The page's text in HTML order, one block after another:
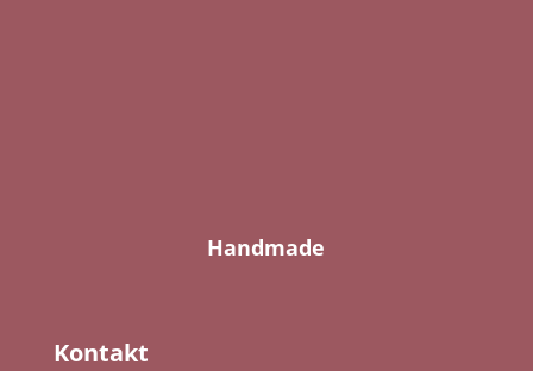
Handmade
Kontakt